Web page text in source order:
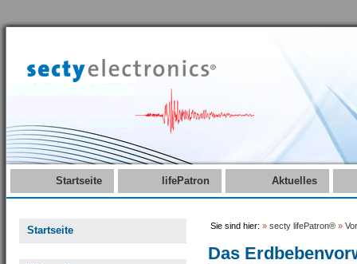
Startseite lifePatron Aktuelles
Startseite Sie sind hier: » secty lifePatron® »
Das